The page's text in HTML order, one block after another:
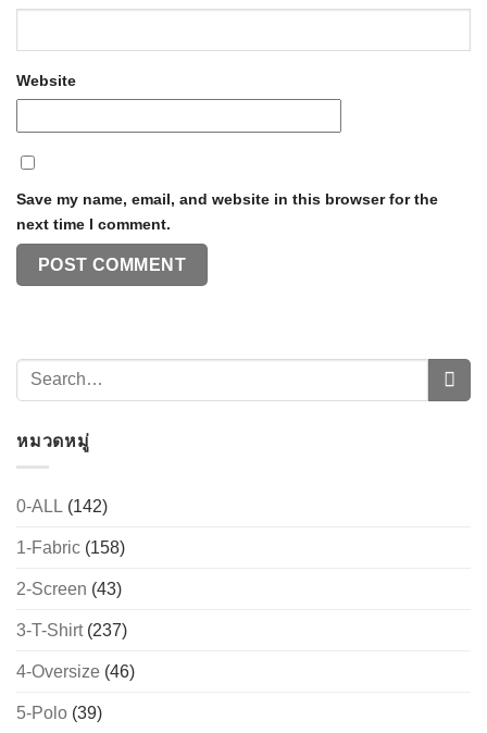
Website
Save my name, email, and website in this browser for the
next time I comment.
หมวดหมู่
0-ALL (142)
1-Fabric (158)
2-Screen (43)
3-T-Shirt(237)
4-Oversize (46)
5-Polo (39)